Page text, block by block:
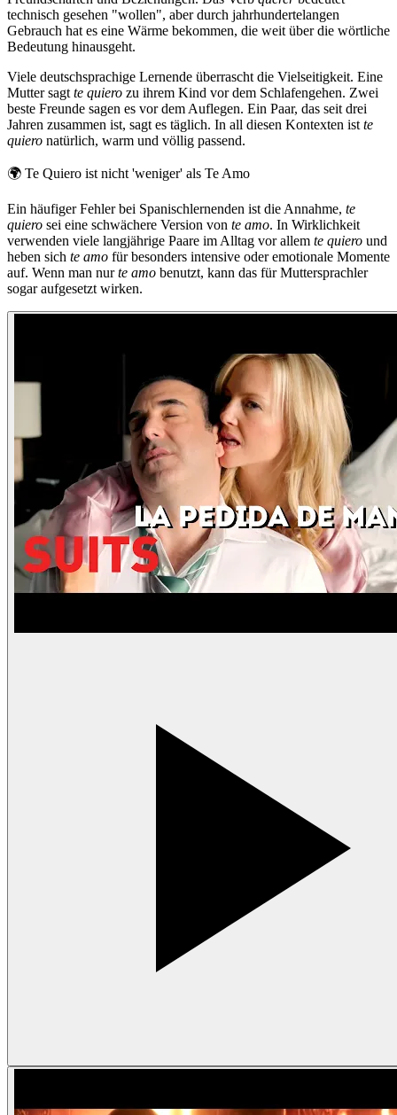
technisch gesehen "wollen", aber durch jahrhundertelangen
Gebrauch hat es eine Wärme bekommen, die weit über die wörtliche
Bedeutung hinausgeht.
Viele deutschsprachige Lernende überrascht die Vielseitigkeit. Eine
Mutter sagt te quiero zu ihrem Kind vor dem Schlafengehen. Zwei
beste Freunde sagen es vor dem Auflegen. Ein Paar, das seit drei
Jahren zusammen ist, sagt es täglich. In all diesen Kontexten ist te
quiero natürlich, warm und völlig passend.
🌍 Te Quiero ist nicht 'weniger' als Te Amo
Ein häufiger Fehler bei Spanischlernenden ist die Annahme, te
quiero sei eine schwächere Version von te amo. In Wirklichkeit
verwenden viele langjährige Paare im Alltag vor allem te quiero und
heben sich te amo für besonders intensive oder emotionale Momente
auf. Wenn man nurte amo benutzt, kann das für Muttersprachler
sogar aufgesetzt wirken.